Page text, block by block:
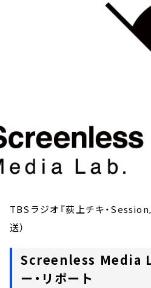
TBSラジオ『荻上チキ・Session
送）
Screenless Media
ー・リポート